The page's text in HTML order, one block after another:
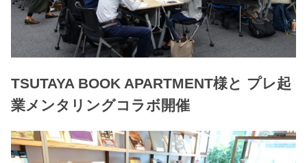
TSUTAYA BOOK APARTMENT様と プレ起
業メンタリングコラボ開催